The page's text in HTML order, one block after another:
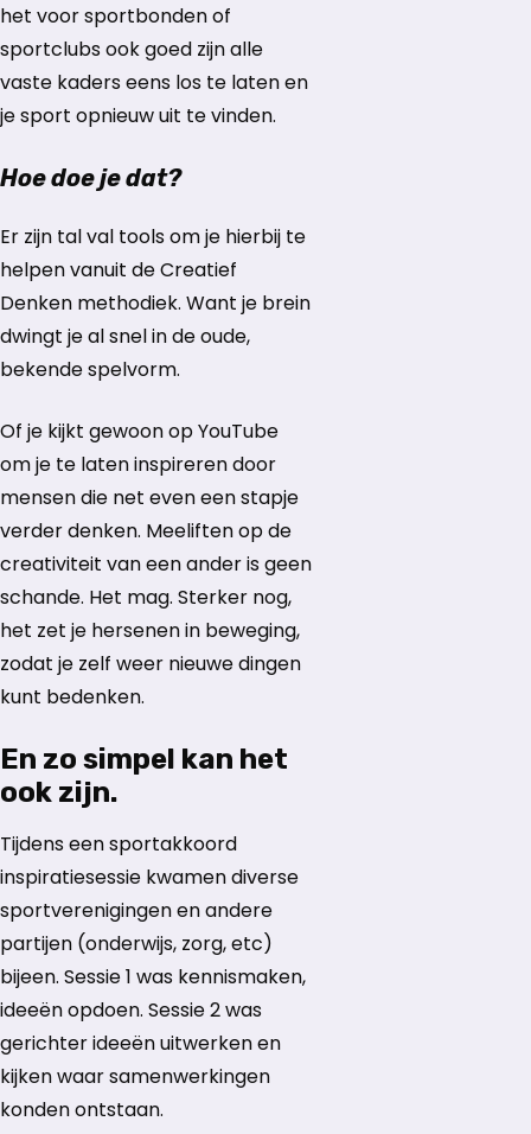
het voor sportbonden of
sportclubs ook goed zijn alle
vaste kaders eens los te laten en
je sport opnieuw uit te vinden.
Hoe doe je dat?
Er zijn tal val tools om je hierbij te
helpen vanuit de Creatief
Denken methodiek. Want je brein
dwingt je al snel in de oude,
bekende spelvorm.
Of je kijkt gewoon op YouTube
om je te laten inspireren door
mensen die net even een stapje
verder denken. Meeliften op de
creativiteit van een ander is geen
schande. Het mag. Sterker nog,
het zet je hersenen in beweging,
zodat je zelf weer nieuwe dingen
kunt bedenken.
En zo simpel kan het
ook zijn.
Tijdens een sportakkoord
inspiratiesessie kwamen diverse
sportverenigingen en andere
partijen (onderwijs, zorg, etc)
bijeen. Sessie 1 was kennismaken,
ideeën opdoen. Sessie 2 was
gerichter ideeën uitwerken en
kijken waar samenwerkingen
konden ontstaan.